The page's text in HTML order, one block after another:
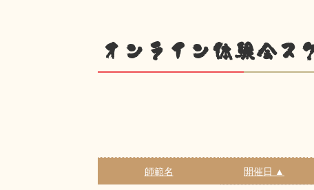
オンライン体験会ス
師範名 開催日 ▲